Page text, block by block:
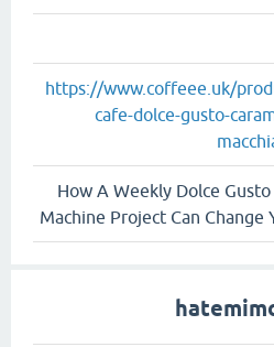
https://www.coffeee.uk/
cafe-dolce-gusto-
How A Weekly Dolce
Machine Project Can Change